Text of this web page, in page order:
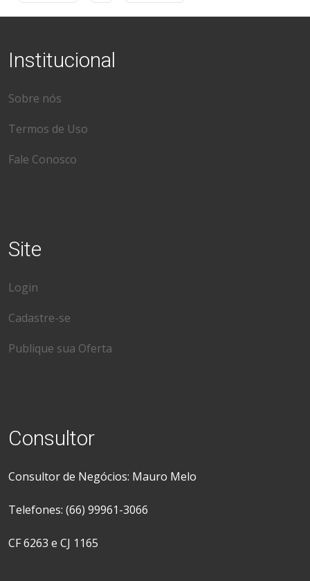
Institucional
Sobre nós
Termos de Uso
Fale Conosco
Site
Login
Cadastre-se
Publique sua Oferta
Consultor
Consultor de Negócios: Mauro Melo
Telefones: (66) 99961-3066
CF 6263 e CJ 1165